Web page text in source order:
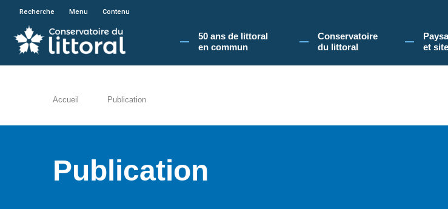
En poursuivant votre navigation sur le site du Conservatoire du littoral, vous acceptez l'utilisation
Recherche Menu Contenu
50 ans de littoral
en commun​
Conservatoire
du littoral
et
Accueil Publication
Publication